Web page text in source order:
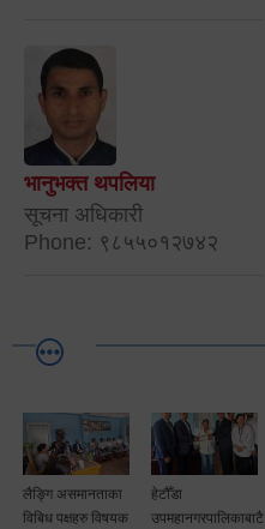
भानुभक्त थपलिया
सूचना अधिकारी
Phone: ९८५५०१२७४२
लैङ्गि असमानताका
विबिध पक्षहरु विषयक
हेटौँडा
उपमहानगरपालिकाबाटै